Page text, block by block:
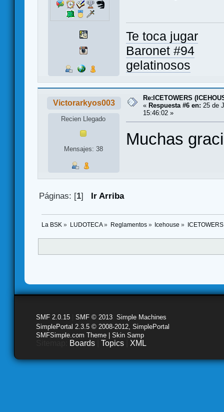
Te toca jugar
Baronet #94
gelatinosos
Victorarkyos003
Recien Llegado
Mensajes: 38
Re:ICETOWERS
« Respuesta #6 en: 25 de
15:46:02 »
Muchas
Páginas: [1] Ir Arriba
La BSK » LUDOTECA» Reglamentos» Icehouse »
SMF 2.0.15 SMF © 2013 Simple Machines
SimplePortal 2.3.5 © 2008-2012, SimplePortal
SMFSimple.com Theme | Skin Samp
Boards Topics XML